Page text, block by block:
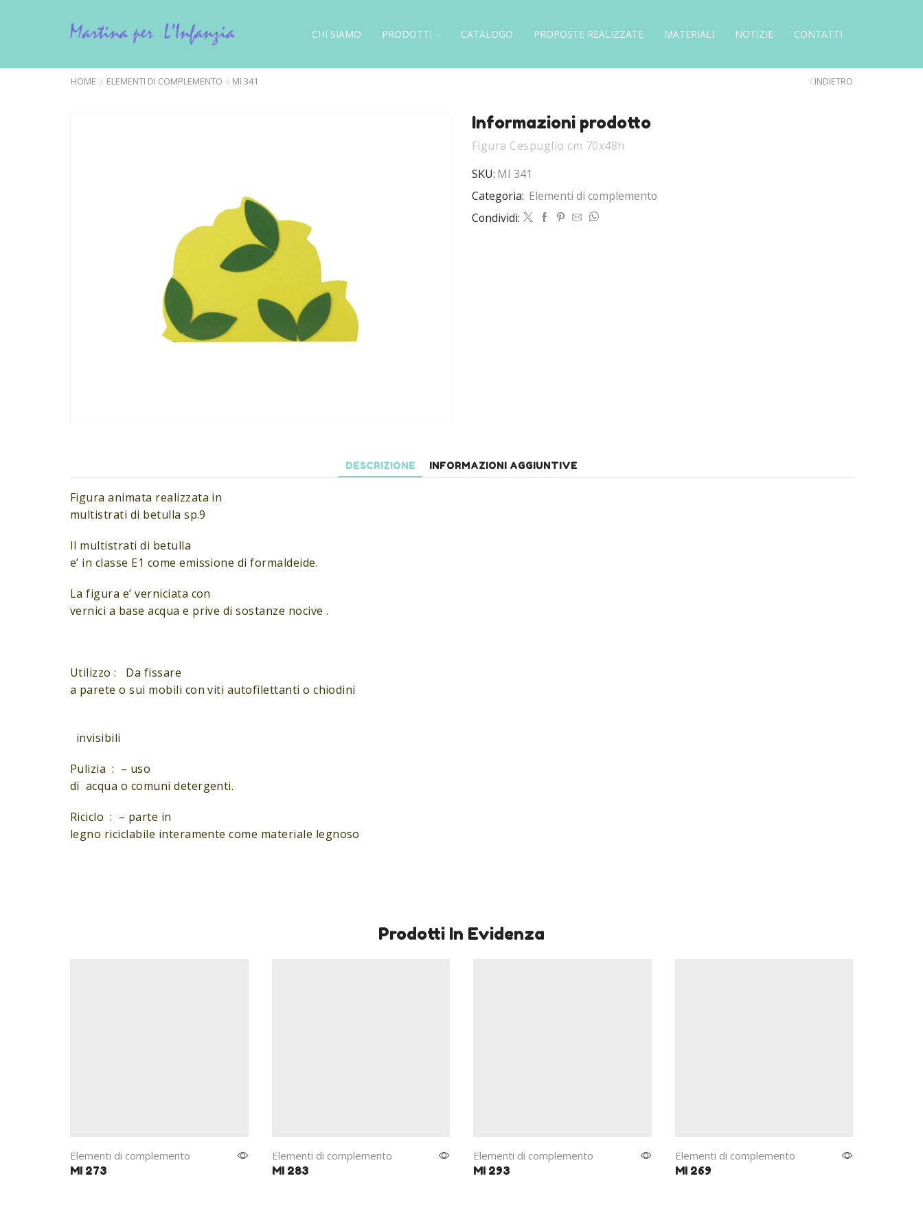
CHI SIAMO PRODOTTI CATALOGO PROPOSTE REALIZZATE MATERIALI NOTIZIE CONTATTI
HOME ELEMENTI DI COMPLEMENTO MI 341 INDIETRO
Informazioni prodotto
Figura Cespuglio cm 70x48h
SKU: MI 341
Categoria: Elementi di complemento
Condividi:
DESCRIZIONE INFORMAZIONI AGGIUNTIVE
Figura animata realizzata in
multistrati di betulla sp.9
Il multistrati di betulla
e’ in classe E1 come emissione di formaldeide.
La figura e’ verniciata con
vernici a base acqua e prive di sostanze nocive .
Utilizzo : Da fissare
a parete o sui mobili con viti autofilettanti o chiodini
invisibili
Pulizia : – uso
di acqua o comuni detergenti.
Riciclo : – parte in
legno riciclabile interamente come materiale legnoso
Prodotti In Evidenza
Elementi di complemento
MI 273
Elementi di complemento
MI 283
Elementi di complemento
MI 293
Elementi di complemento
MI 269